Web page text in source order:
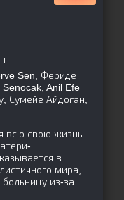
Sen, Фериде
Anil Efe
Сумейе Айдоган,
всю свою жизнь
в
мира,
из-за